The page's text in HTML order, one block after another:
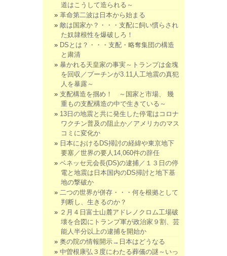
道はこうして造られる～
革命第二波は日本から始まる
敵は国家か？・・・支配に飼い慣らされ
た奴隷根性を爆破しろ！
DSとは？・・・支配・略奪集団の構造
と粛清
暴かれる天皇家の事実～トランプは金塊
を回収／プーチンが3.11人工地震の真犯
人を暴露～
支配構造を掴め！ ～国家と市場、 幾
重もの支配構造の中で生きている～
13日の地震と共に発生した停電はコロナ
ワクチン普及の阻止か／アメリカのマス
コミに変化か
日本におけるDS掃討の経緯や東京地下
要塞／世界の要人14,060件の辞任
ベネッセ元会長(DS)の逮捕／１３日の停
電と地震は日本国内のDS掃討と地下基
地の撃破か
二つの世界が併存・・・何を根拠として
判断し、生きるのか？
２月４日富士山麓アドレノクロム工場破
壊を合図にトランプ軍が政治家９割、芸
能人半分以上の逮捕を開始か
奥の院の情報開示→日本はどうなる
中曽根康弘３度にわたる葬儀の謎～いっ